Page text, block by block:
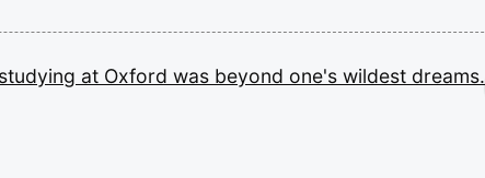
studying at Oxford was beyond one's wildest dreams.